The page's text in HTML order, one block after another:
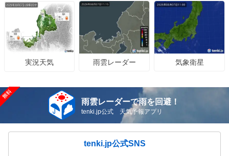
実況天気 雨雲レーダー 気象衛星
雨雲レーダーで雨を回避！
tenki.jp公式 天気予報アプリ
tenki.jp公式SNS